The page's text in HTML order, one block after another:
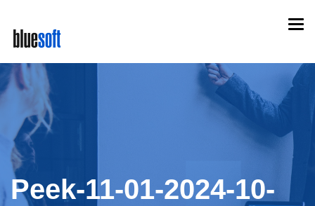
main
content
Peek-11-01-2024-10-